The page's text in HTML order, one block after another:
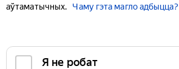
аўтаматычных.
Чаму гэта магло адбыцца?
Я не робат